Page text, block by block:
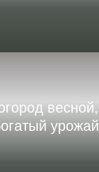
весной,
урожай